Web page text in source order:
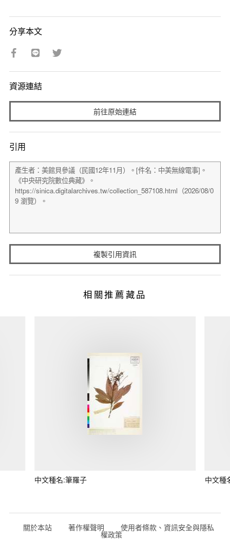
分享本文
資源連結
前往原始連結
引用
複製引用資訊
相關推薦藏品
中文種名:筆羅子 中文種
關於本站 著作權聲明 使用者條款、資訊安全與隱私
權政策